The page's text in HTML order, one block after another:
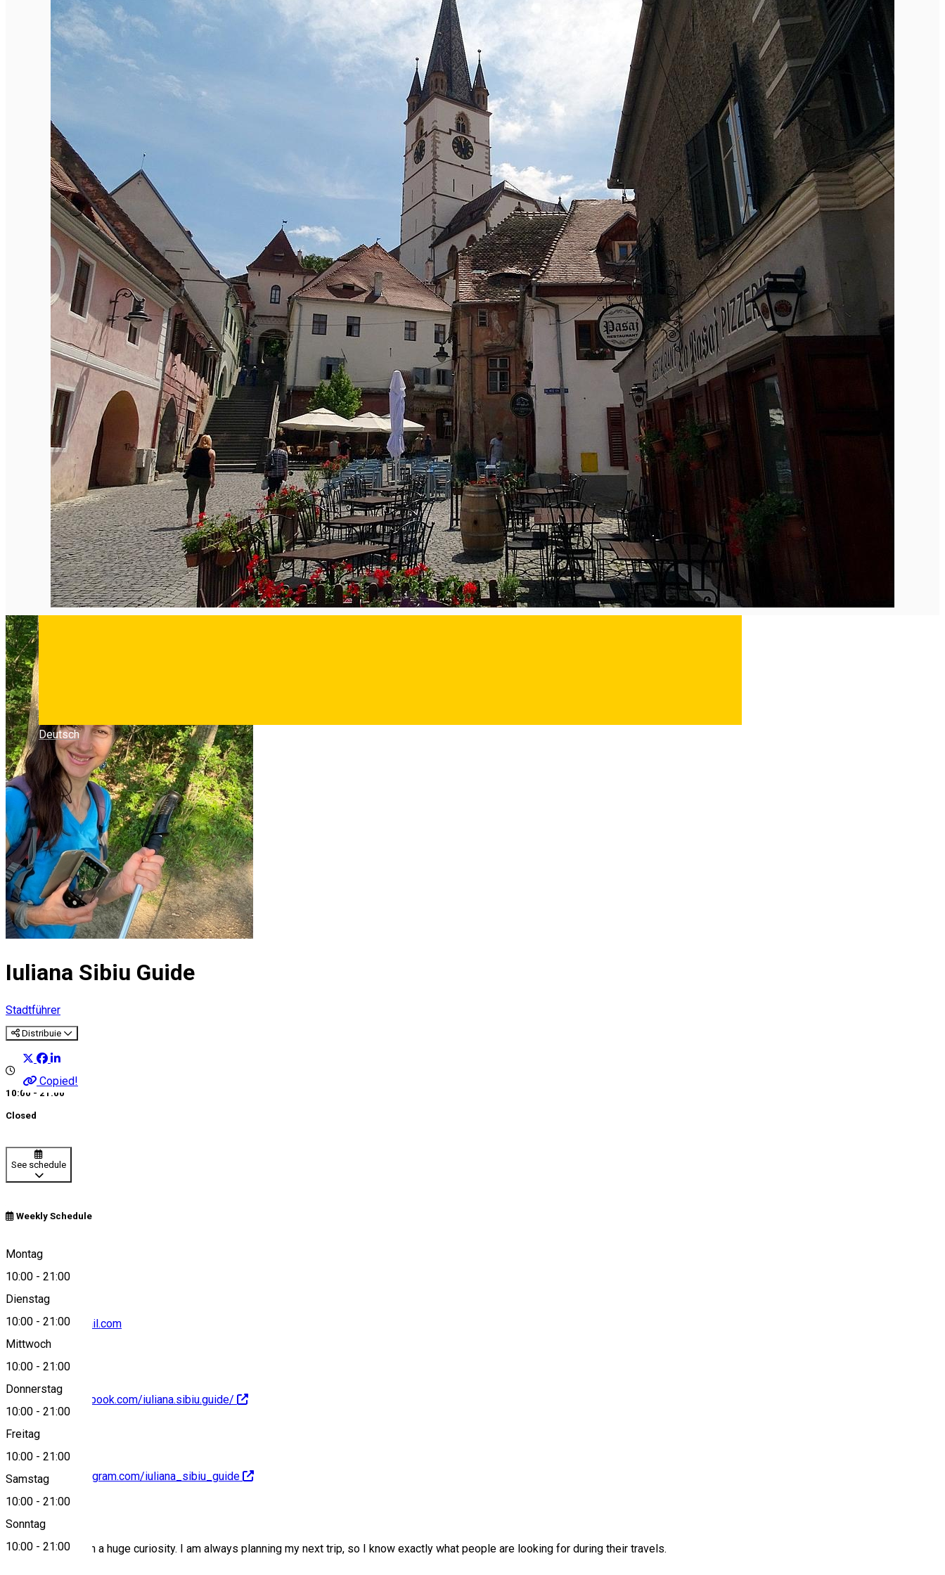
English
Deutsch
Iuliana Sibiu Guide
Stadtführer
Distribuie
Copied!
10:00 - 21:00
Closed
See schedule
Weekly Schedule
Montag
10:00 - 21:00
Dienstag
10:00 - 21:00
Mittwoch
10:00 - 21:00
Donnerstag
10:00 - 21:00
Freitag
10:00 - 21:00
Samstag
10:00 - 21:00
Sonntag
10:00 - 21:00
+40724084950
iuliana1412@gmail.com
https://www.facebook.com/iuliana.sibiu.guide/
https://www.instagram.com/iuliana_sibiu_guide
I am a person with a huge curiosity. I am always planning my next trip, so I know exactly what people are looking for during their travels.